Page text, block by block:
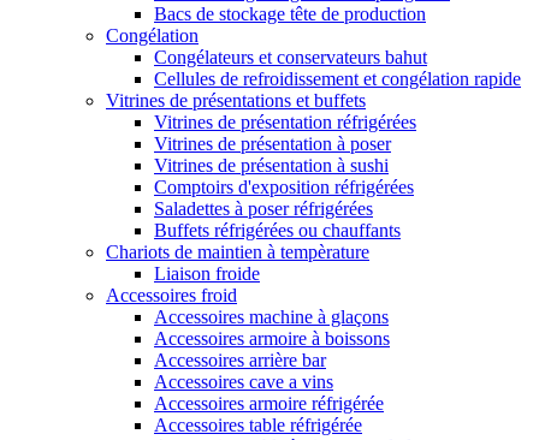
Bacs de stockage tête de production
Congélation
Congélateurs et conservateurs bahut
Cellules de refroidissement et congélation rapide
Vitrines de présentations et buffets
Vitrines de présentation réfrigérées
Vitrines de présentation à poser
Vitrines de présentation à sushi
Comptoirs d'exposition réfrigérées
Saladettes à poser réfrigérées
Buffets réfrigérées ou chauffants
Chariots de maintien à tempèrature
Liaison froide
Accessoires froid
Accessoires machine à glaçons
Accessoires armoire à boissons
Accessoires arrière bar
Accessoires cave a vins
Accessoires armoire réfrigérée
Accessoires table réfrigérée